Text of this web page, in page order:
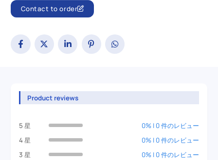
Contact to order
Product reviews
5 星
0% | 0 件のレビュー
4 星
0% | 0 件のレビュー
3 星
0% | 0 件のレビュー